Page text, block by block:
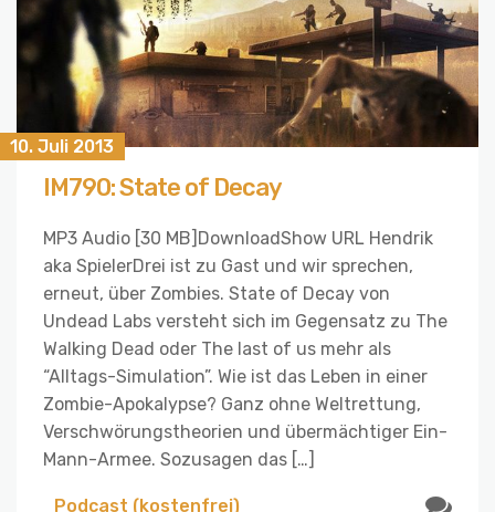
10. Juli 2013
IM790: State of Decay
MP3 Audio [30 MB]DownloadShow URL Hendrik
aka SpielerDrei ist zu Gast und wir sprechen,
erneut, über Zombies. State of Decay von
Undead Labs versteht sich im Gegensatz zu The
Walking Dead oder The last of us mehr als
“Alltags-Simulation”. Wie ist das Leben in einer
Zombie-Apokalypse? Ganz ohne Weltrettung,
Verschwörungstheorien und übermächtiger Ein-
Mann-Armee. Sozusagen das […]
Podcast (kostenfrei)